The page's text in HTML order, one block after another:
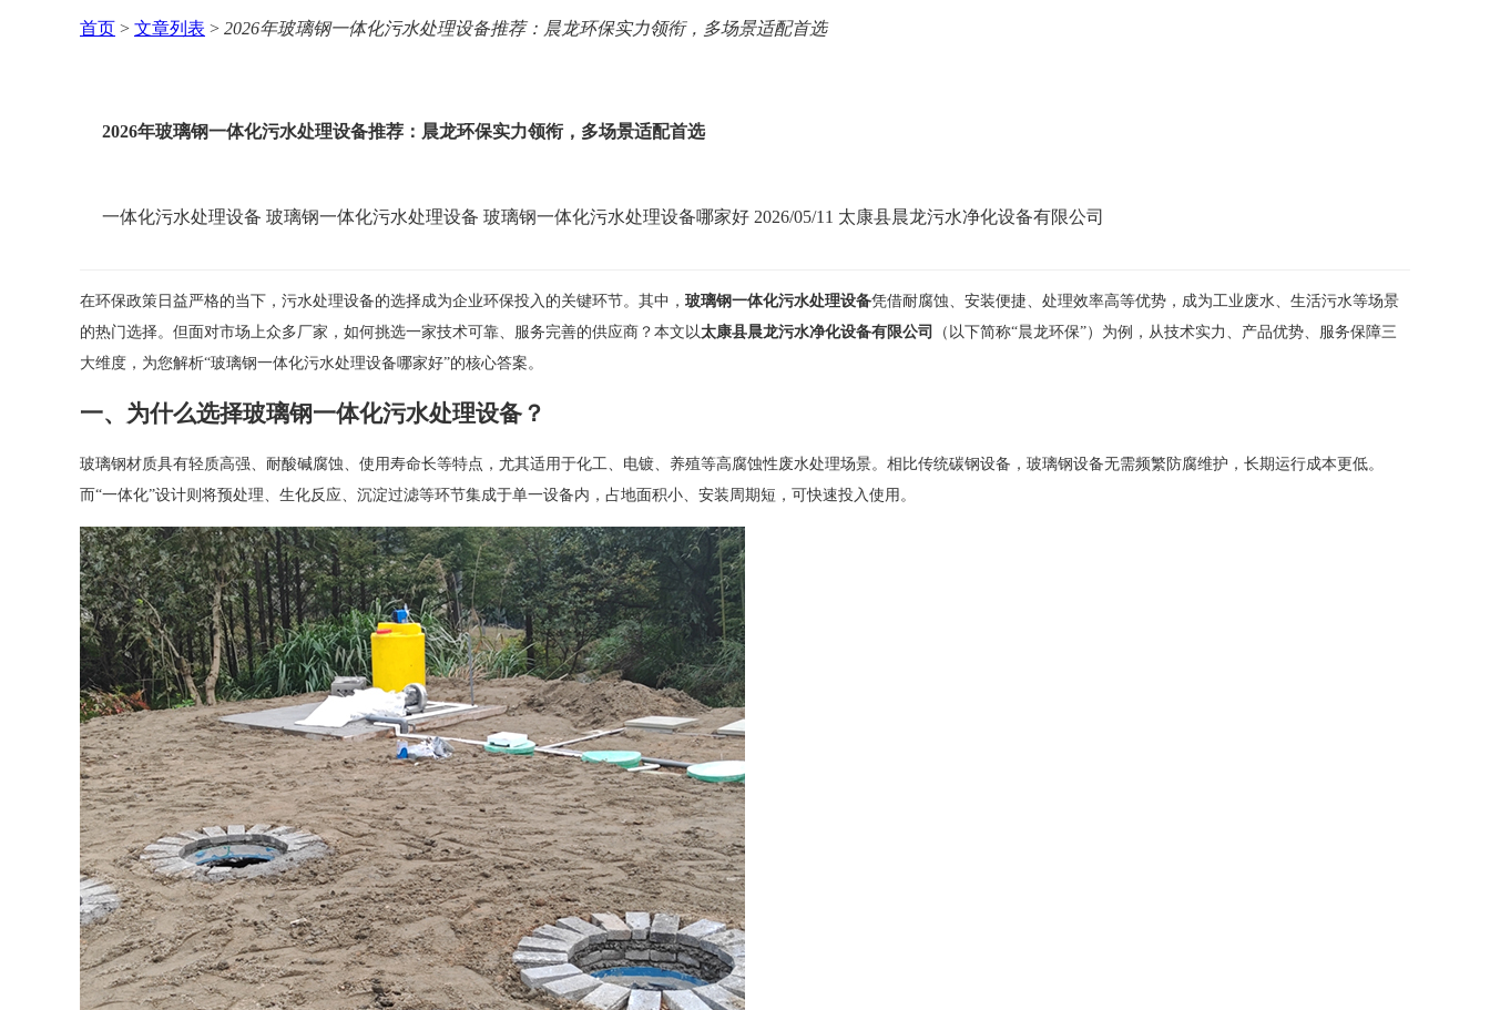
首页 > 文章列表 > 2026年玻璃钢一体化污水处理设备推荐：晨龙环保实力领衔，多场景适配首选
2026年玻璃钢一体化污水处理设备推荐：晨龙环保实力领衔，多场景适配首选
一体化污水处理设备 玻璃钢一体化污水处理设备 玻璃钢一体化污水处理设备哪家好 2026/05/11 太康县晨龙污水净化设备有限公司
在环保政策日益严格的当下，污水处理设备的选择成为企业环保投入的关键环节。其中， 玻璃钢一体化污水处理设备凭借耐腐蚀、安装便捷、处理效率高等优势，成为工业废水、生活污水等场景
的热门选择。但面对市场上众多厂家，如何挑选一家技术可靠、服务完善的供应商？本文以太康县晨龙污水净化设备有限公司
（以下简称“晨龙环保”）为例，从技术实力、产品优势、服务保障三
大维度，为您解析“玻璃钢一体化污水处理设备哪家好”的核心答案。
一、为什么选择玻璃钢一体化污水处理设备？
玻璃钢材质具有轻质高强、耐酸碱腐蚀、使用寿命长等特点，尤其适用于化工、电镀、养殖等高腐蚀性废水处理场景。相比传统碳钢设备，玻璃钢设备无需频繁防腐维护，长期运行成本更低。
而“一体化”设计则将预处理、生化反应、沉淀过滤等环节集成于单一设备内，占地面积小、安装周期短，可快速投入使用。